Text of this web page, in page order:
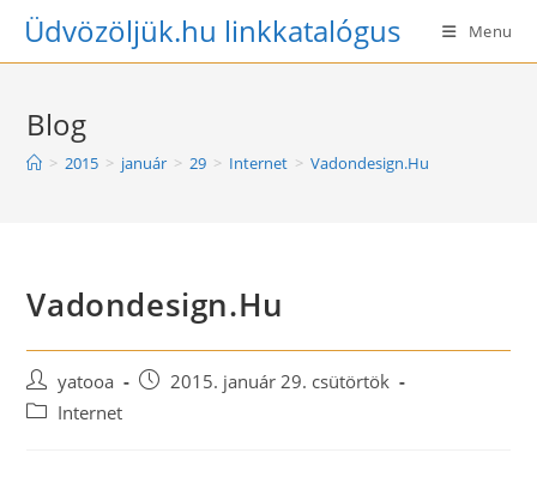
SkipÜdvözöljük.hu linkkatalógus Menu
Blog
> 2015 > január > 29 > Internet > Vadondesign.Hu
Vadondesign.Hu
Post
author:
yatooa
Post2015. január 29. csütörtök
PostInternet